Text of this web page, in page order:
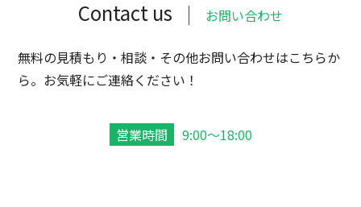
Contact us お問い合わせ
無料の見積もり・相談・その他お問い合わせはこちらか
ら。お気軽にご連絡ください！
営業時間 9:00～18:00